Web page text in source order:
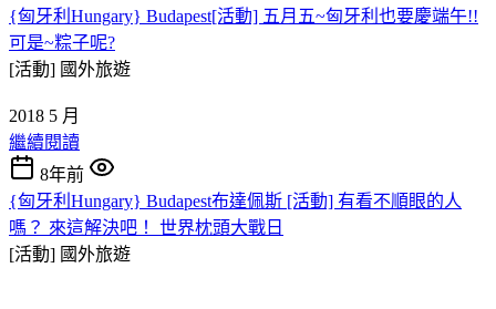
{匈牙利Hungary} Budapest[活動] 五月五~匈牙利也要慶端午!!
可是~粽子呢?
[活動] 國外旅遊
2018 5 月
繼續閱讀
8年前
{匈牙利Hungary} Budapest布達佩斯 [活動] 有看不順眼的人
嗎？ 來這解決吧！ 世界枕頭大戰日
[活動] 國外旅遊